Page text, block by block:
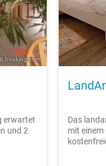
booking.com
erwartet
und 2
Das
mit einem